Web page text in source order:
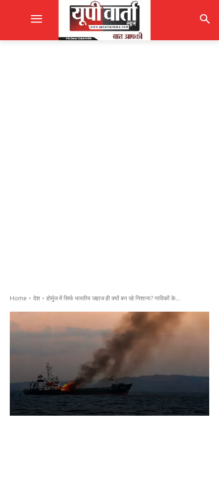
Home देश होर्मुज में सिर्फ भारतीय जहाज ही क्यों बन रहे निशाना? नाविकों के...